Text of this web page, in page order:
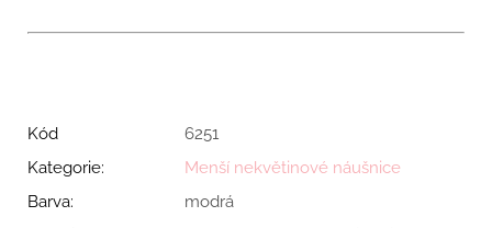
Kód
6251
Kategorie:
Menší nekvětinové náušnice
Barva:
modrá